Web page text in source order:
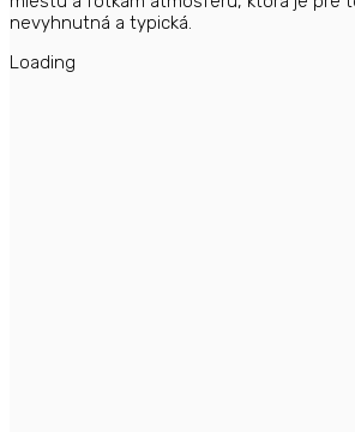
nevyhnutná a typická.
Loading